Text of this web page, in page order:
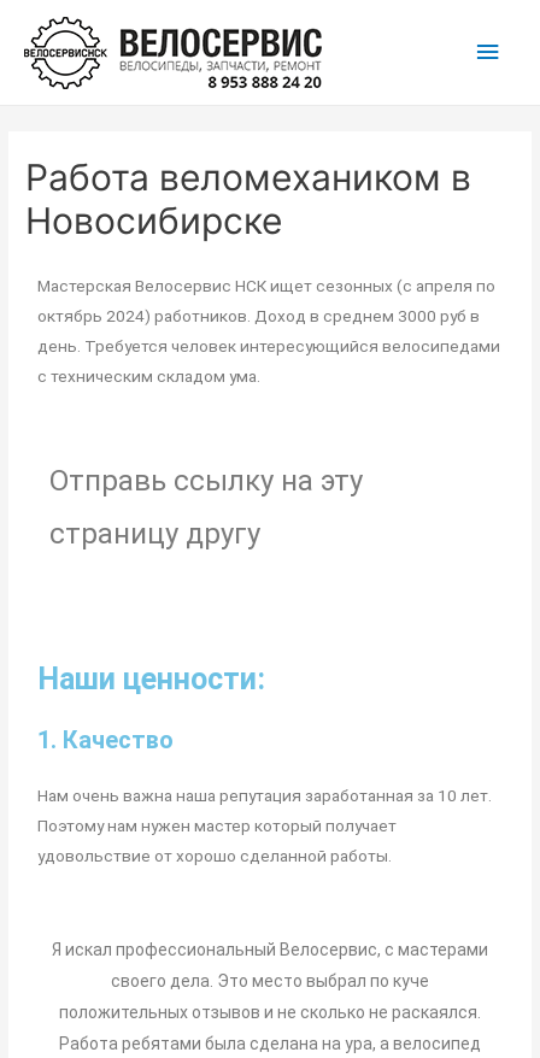
Работа веломехаником в
Новосибирске
Мастерская Велосервис НСК ищет сезонных (с апреля по
октябрь 2024) работников. Доход в среднем 3000 руб в
день. Требуется человек интересующийся велосипедами
с техническим складом ума.
Отправь ссылку на эту
страницу другу
Наши ценности:
1. Качество
Нам очень важна наша репутация заработанная за 10 лет.
Поэтому нам нужен мастер который получает
удовольствие от хорошо сделанной работы.
Я искал профессиональный Велосервис, с мастерами
своего дела. Это место выбрал по куче
положительных отзывов и не сколько не раскаялся.
Работа ребятами была сделана на ура, а велосипед